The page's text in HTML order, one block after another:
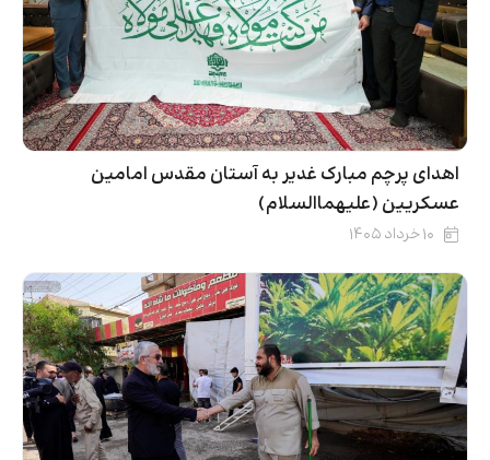
اهدای پرچم مبارک غدیر به آستان مقدس امامین
عسکریین (علیهماالسلام)
۱۰ خرداد ۱۴۰۵